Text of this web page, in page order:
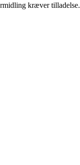
kræver tilladelse.